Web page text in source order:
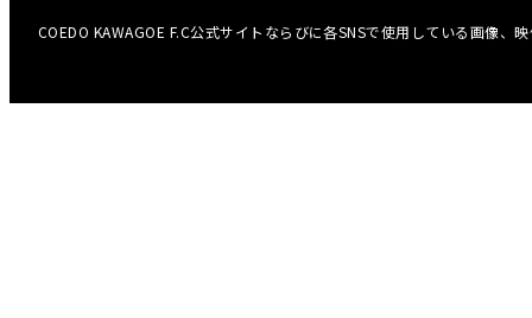
COEDO KAWAGOE F.C公式サイトならびに各SNSで使用している画像、